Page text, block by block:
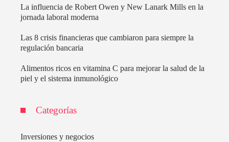
La influencia de Robert Owen y New Lanark Mills en la
jornada laboral moderna
Las 8 crisis financieras que cambiaron para siempre la
regulación bancaria
Alimentos ricos en vitamina C para mejorar la salud de la
piel y el sistema inmunológico
Categorías
Inversiones y negocios